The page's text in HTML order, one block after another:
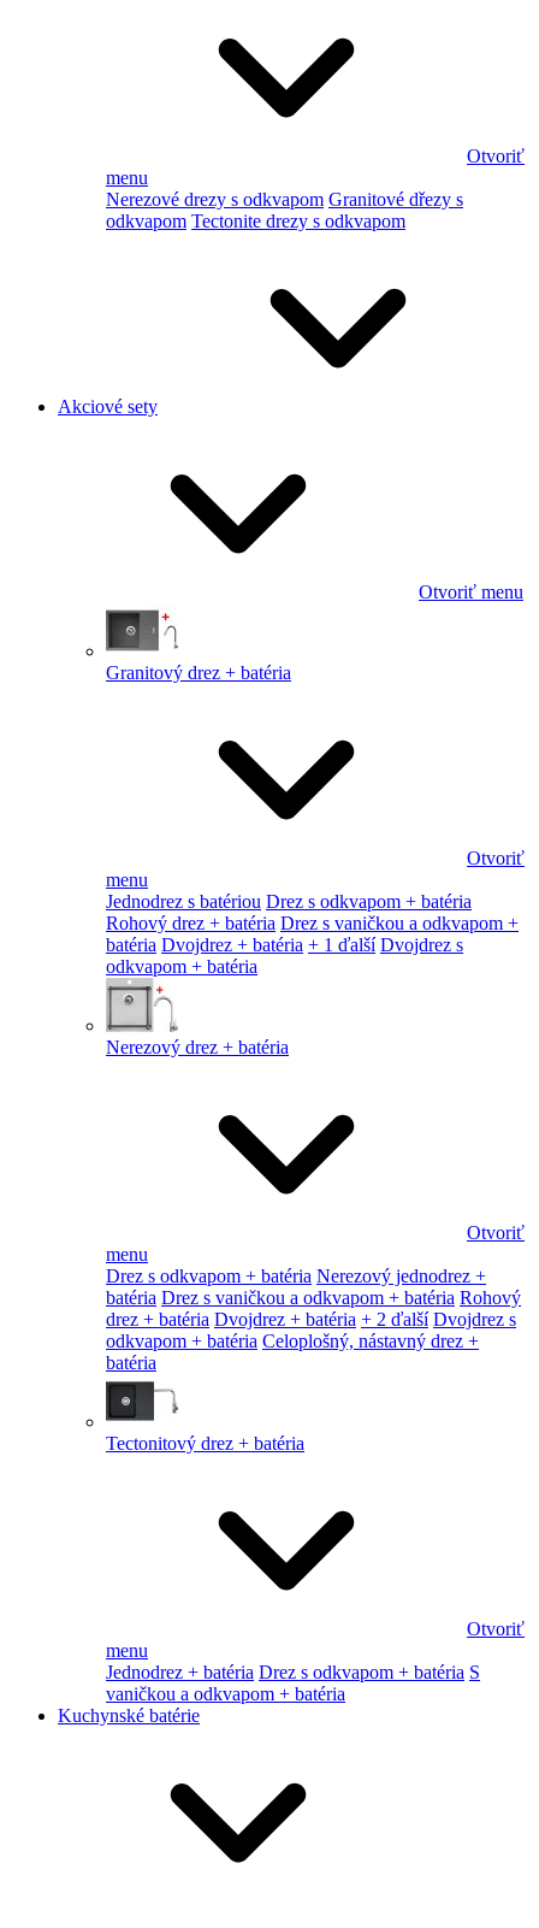
Otvoriť
menu
Nerezové drezy s odkvapom Granitové dřezy s
odkvapom Tectonite drezy s odkvapom
Akciové sety
Otvoriť menu
Granitový drez + batéria
Otvoriť
menu
Jednodrez s batériou Drez s odkvapom + batéria
Rohový drez + batéria Drez s vaničkou a odkvapom +
batéria Dvojdrez + batéria + 1 ďalší Dvojdrez s
odkvapom + batéria
Nerezový drez + batéria
Otvoriť
menu
Drez s odkvapom + batéria Nerezový jednodrez +
batéria Drez s vaničkou a odkvapom + batéria Rohový
drez + batéria Dvojdrez + batéria + 2 ďalší Dvojdrez s
odkvapom + batéria Celoplošný, nástavný drez +
batéria
Tectonitový drez + batéria
Otvoriť
menu
Jednodrez + batéria Drez s odkvapom + batéria S
vaničkou a odkvapom + batéria
Kuchynské batérie